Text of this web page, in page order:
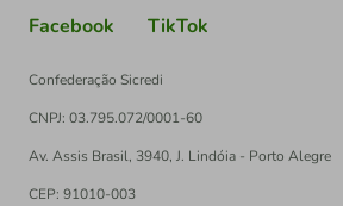
Facebook TikTok
Confederação Sicredi
CNPJ: 03.795.072/0001-60
Av. Assis Brasil, 3940, J. Lindóia - Porto Alegre
CEP: 91010-003